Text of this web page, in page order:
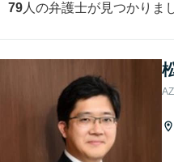
79 人の弁護士が見つかりま